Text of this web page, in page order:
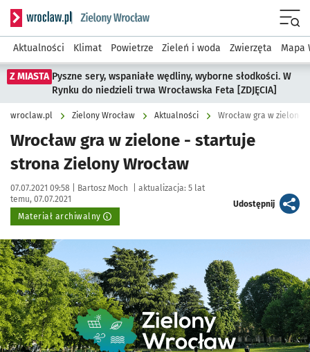
Serwis informacyjny wroclaw.pl podserwis: Środowisko we
Aktualności Klimat Powietrze Zieleń i woda Zwierzęta Mapa
Z MIASTA Pyszne sery, wspaniałe wędliny, wyborne słodkości. W
Rynku do niedzieli trwa Wrocławska Feta [ZDJĘCIA]
wroclaw.pl Zielony Wrocław Aktualności Wrocław gra w zielone
Wrocław gra w zielone - startuje
strona Zielony Wrocław
Data publikacji:
07.07.2021 09:58 | Autor:
Bartosz Moch aktualizacja: 5 lat
temu, 07.07.2021
Materiał archiwalny
Udostępnijartykuł
Kliknij, aby powiększyć